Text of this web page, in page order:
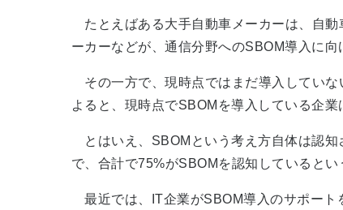
たとえばある大手自動車メーカーは、自動
ーカーなどが、通信分野へのSBOM導入に
その一方で、現時点ではまだ導入していな
よると、現時点でSBOMを導入している企業
とはいえ、SBOMという考え方自体は認知
で、合計で75%がSBOMを認知しているとい
最近では、IT企業がSBOM導入のサポート